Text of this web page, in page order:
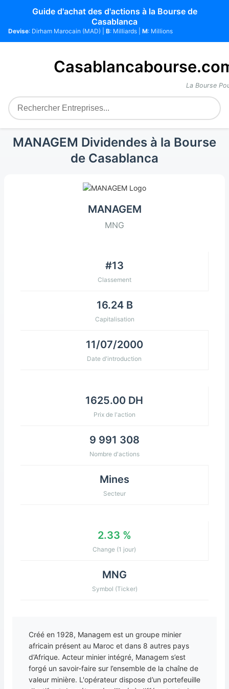
Guide d'achat des d'actions à la Bourse de
Casablanca
Devise: Dirham Marocain (MAD) | B: Milliards | M: Millions
La Bourse
MANAGEM Dividendes à la Bourse
de Casablanca
MANAGEM
MNG
#13
Classement
16.24 B
Capitalisation
11/07/2000
Date d'introduction
1625.00 DH
Prix de l'action
9 991 308
Nombre d'actions
Mines
Secteur
2.33 %
Change (1 jour)
MNG
Symbol (Ticker)
Créé en 1928, Managem est un groupe minier
africain présent au Maroc et dans 8 autres pays
d’Afrique. Acteur minier intégré, Managem s’est
forgé un savoir-faire sur l’ensemble de la chaîne de
valeur minière. L'opérateur dispose d’un portefeuille